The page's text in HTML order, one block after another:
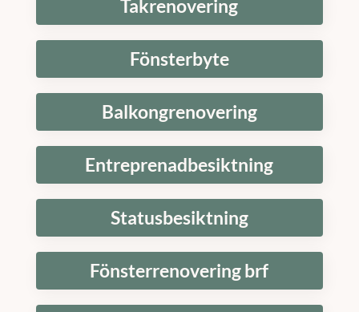
Takrenovering
Fönsterbyte
Balkongrenovering
Entreprenadbesiktning
Statusbesiktning
Fönsterrenovering brf